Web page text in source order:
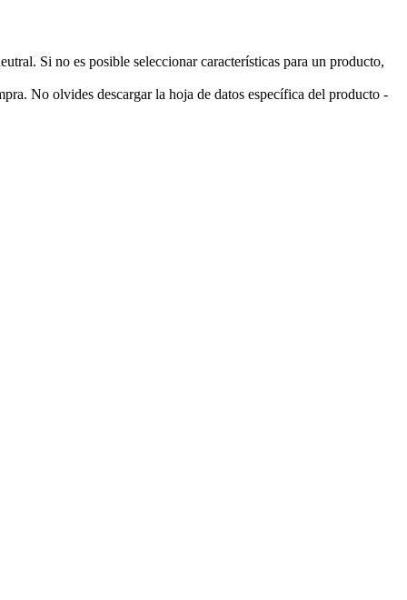
Si no es posible seleccionar características para un producto,
No olvides descargar la hoja de datos específica del producto -